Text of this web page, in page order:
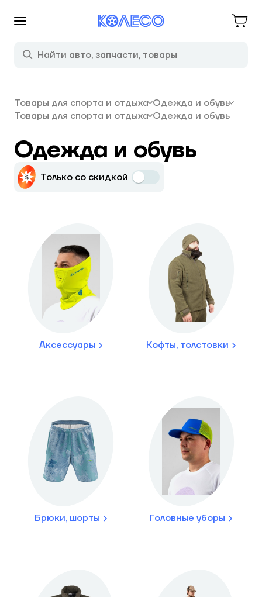
Товары для спорта и отдыха Одежда и обувь
Товары для спорта и отдыха Одежда и обувь
Одежда и обувь
Только со скидкой
Аксессуары Кофты, толстовки
Брюки, шорты Головные уборы